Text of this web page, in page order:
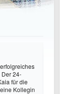
24-
für die
Kollegin